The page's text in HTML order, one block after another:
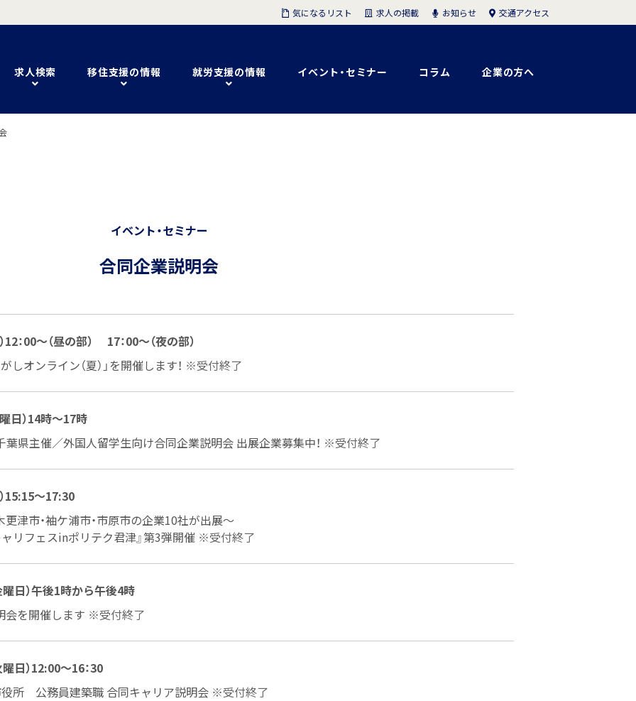
求人検索 移住支援の情報 就労支援の情報 イベント・セミナー コラム 企業の方へ
気になるリスト 求人の掲載 お知らせ 交通アクセス
イベント・セミナー
合同企業説明会
：00～（昼の部） 17：00～（夜の部）
しオンライン（夏）」を開催します！ ※受付終了
日）14時～17時
県主催／外国人留学生向け合同企業説明会 出展企業募集中！ ※受付終了
15:15～17:30
更津市・袖ケ浦市・市原市の企業10社が出展～
リフェスinポリテク君津』第3弾開催 ※受付終了
日）午後1時から午後4時
会を開催します ※受付終了
日）12:00～16：30
役所 公務員建築職 合同キャリア説明会 ※受付終了